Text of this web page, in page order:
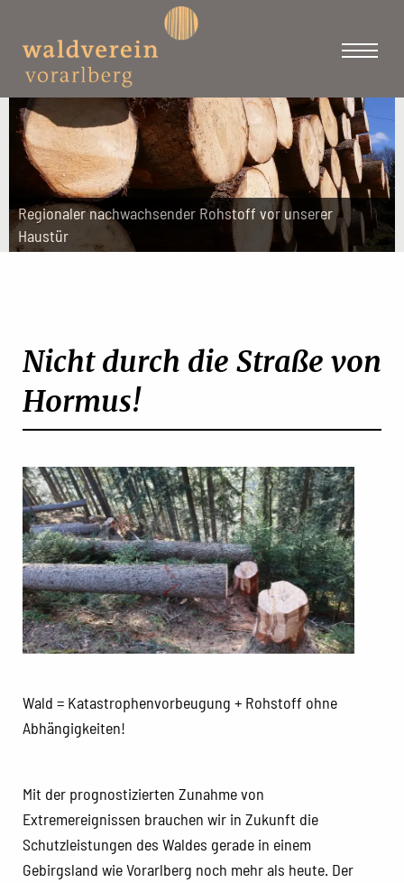
Regionaler nachwachsender Rohstoff vor unserer
Haustür
Nicht durch die Straße von
Hormus!
Wald = Katastrophenvorbeugung + Rohstoff ohne
Abhängigkeiten!
Mit der prognostizierten Zunahme von
Extremereignissen brauchen wir in Zukunft die
Schutzleistungen des Waldes gerade in einem
Gebirgsland wie Vorarlberg noch mehr als heute. Der